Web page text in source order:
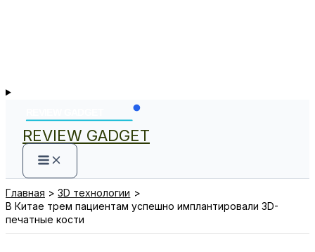
REVIEW GADGET
Главная
3D технологии
В Китае трем пациентам успешно имплантировали 3D-
печатные кости